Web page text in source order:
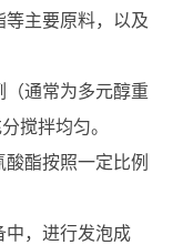
等主要原料，以及
通常为多元醇重
搅拌均匀。
酯按照一定比例
中，进行发泡成